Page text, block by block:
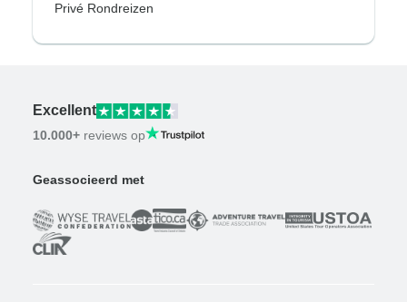
Privé Rondreizen
Excellent
10.000+ reviews op
Geassocieerd met